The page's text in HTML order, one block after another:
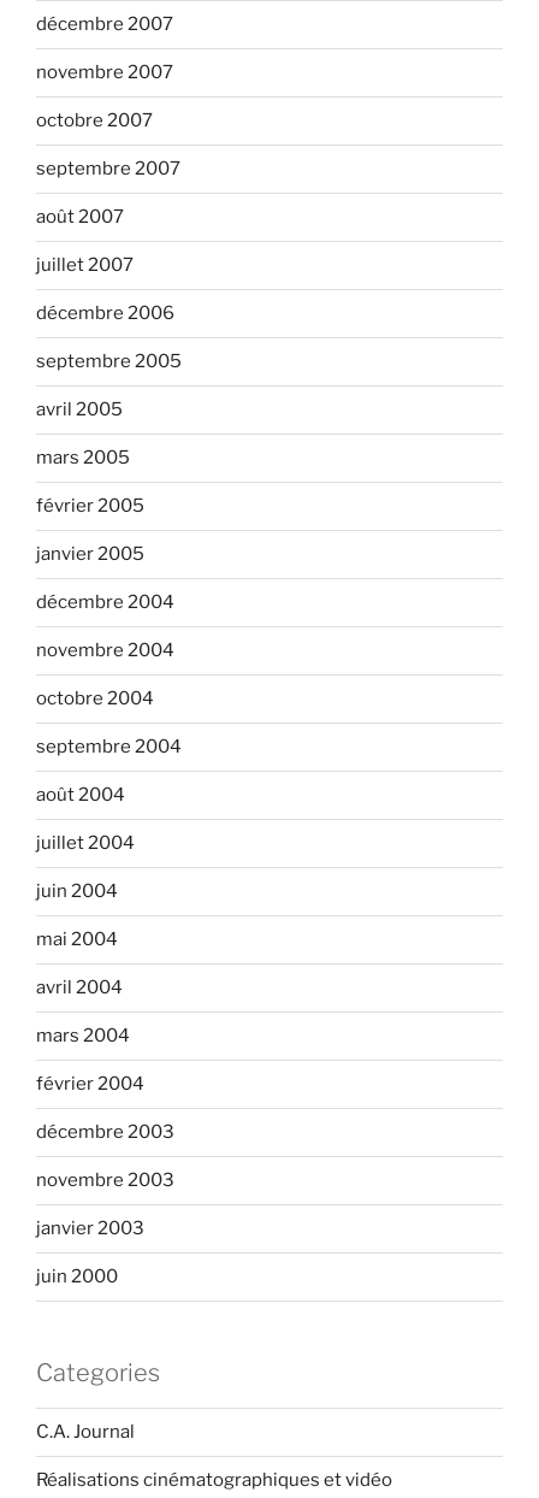
décembre 2007
novembre 2007
octobre 2007
septembre 2007
août 2007
juillet 2007
décembre 2006
septembre 2005
avril 2005
mars 2005
février 2005
janvier 2005
décembre 2004
novembre 2004
octobre 2004
septembre 2004
août 2004
juillet 2004
juin 2004
mai 2004
avril 2004
mars 2004
février 2004
décembre 2003
novembre 2003
janvier 2003
juin 2000
Categories
C.A. Journal
Réalisations cinématographiques et vidéo